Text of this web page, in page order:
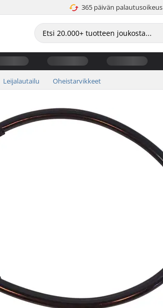
365 päivän palautusoikeus
Leijalautailu Oheistarvikkeet